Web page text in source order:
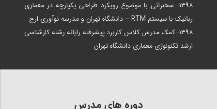
۱۳۹۸- سخنرانی با موضوع رویکرد طراحی یکپارچه در معماری
رباتیک با سیستم RTM – دانشگاه تهران و مدرسه نوآوری ارج
۱۳۹۸- کمک مدرس کلاس کاربرد پیشرفته رایانه رشته کارشناسی
ارشد تکنولوژی معماری دانشگاه تهران
دوره های مدرس